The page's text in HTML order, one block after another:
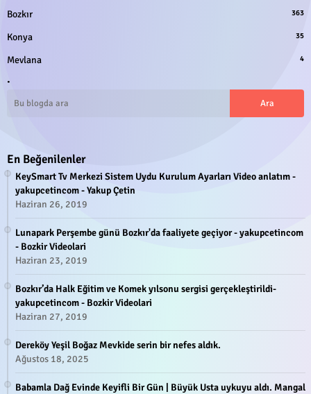
Bozkır 363
Konya 35
Mevlana 4
.
En Beğenilenler
KeySmart Tv Merkezi Sistem Uydu Kurulum Ayarları Video anlatım -
yakupcetincom - Yakup Çetin
Haziran 26, 2019
Lunapark Perşembe günü Bozkır'da faaliyete geçiyor - yakupcetincom
- Bozkir Videolari
Haziran 23, 2019
Bozkır’da Halk Eğitim ve Komek yılsonu sergisi gerçekleştirildi-
yakupcetincom - Bozkir Videolari
Haziran 27, 2019
Dereköy Yeşil Boğaz Mevkide serin bir nefes aldık.
Ağustos 18, 2025
Babamla Dağ Evinde Keyifli Bir Gün | Büyük Usta uykuyu aldı. Mangal